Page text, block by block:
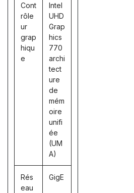
Cont
rôle
ur
grap
hiqu
e
Intel
UHD
Grap
hics
770
archi
tect
ure
de
mém
oire
unifi
ée
(UM
A)
Rés
eau
GigE